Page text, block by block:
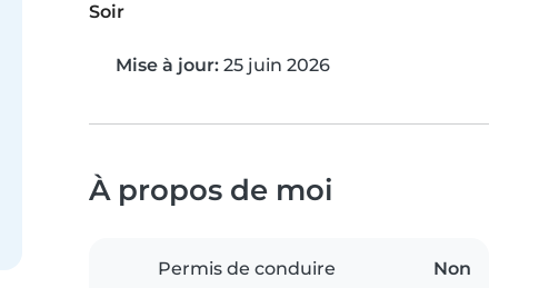
Soir
Mise à jour: 25 juin 2026
À propos de moi
Permis de conduire Non